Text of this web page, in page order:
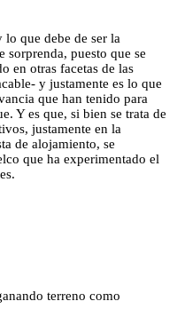
lo que debe de ser la
sorprenda, puesto que se
en otras facetas de las
y justamente es lo que
que han tenido para
Y es que, si bien se trata de
justamente en la
de alojamiento, se
que ha experimentado el
terreno como